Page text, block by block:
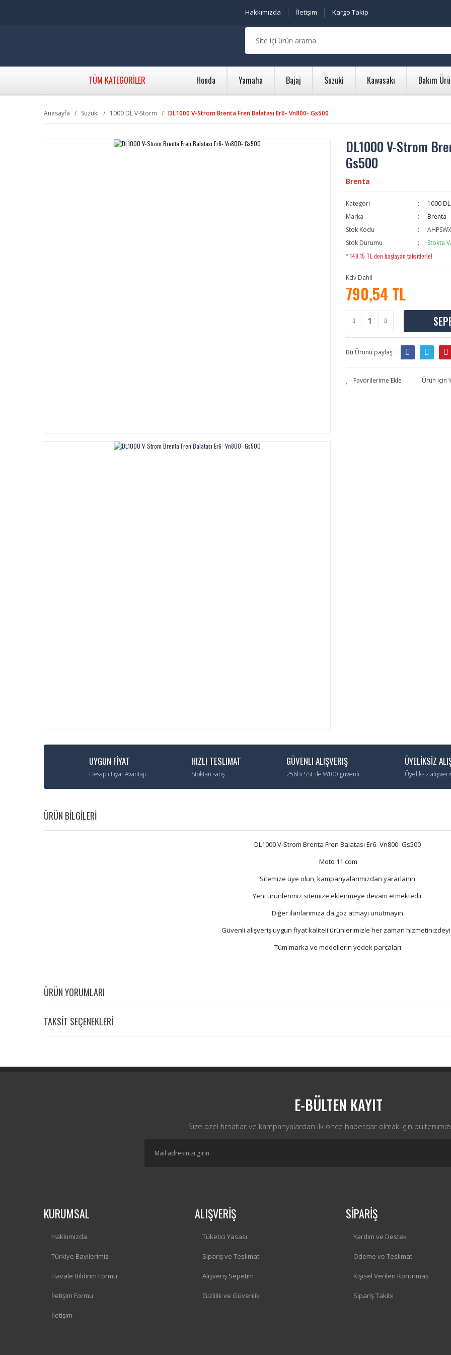
Hakkımızda İletişim Kargo Takip
TÜM KATEGORİLER Honda Yamaha Bajaj Suzuki Kawasakı Bakım
Anasayfa Suzuki 1000 DL V-Storm DL1000 V-Strom Brenta Fren Balatası Er6- Vn800- Gs500
DL1000 V-Strom
Gs500
Brenta
Kategori
1000
Marka
Brenta
Stok Kodu
Stok Durumu
Stokta
* 149,15 TL den başlayan taksitlerle!
Kdv Dahil
790,54 TL
Bu Ürünü paylaş :
Ürün için
UYGUN FİYAT
Hesaplı Fiyat Avantajı
HIZLI TESLIMAT
Stoktan satış
GÜVENLI ALIŞVERIŞ
256bi SSL ile %100 güvenli
ÜYELİKSİZ
Üyeliksiz
ÜRÜN BİLGİLERİ
DL1000 V-Strom Brenta Fren Balatası Er6- Vn800- Gs500
Moto 11.com
Sitemize üye olun, kampanyalarımızdan yararlanın.
Yeni ürünlerimiz sitemize eklenmeye devam etmektedir.
Diğer ilanlarımıza da göz atmayı unutmayın.
Güvenli alışveriş uygun fiyat kaliteli ürünlerimizle her zaman
Tüm marka ve modellerin yedek parçaları.
ÜRÜN YORUMLARI
TAKSİT SEÇENEKLERİ
E-BÜLTEN KAYIT
Size özel fırsatlar ve kampanyalardan ilk önce haberdar olmak için
KURUMSAL
Hakkımızda
Türkiye Bayilerimiz
Havale Bildirim Formu
İletişim Formu
İletişim
ALIŞVERİŞ
Tüketici Yasası
Sipariş ve Teslimat
Alışveriş Sepetim
Gizlilik ve Güvenlik
SİPARİŞ
Yardım ve Destek
Ödeme ve Teslimat
Kişisel Verilen Korunmas
Sipariş Takibi